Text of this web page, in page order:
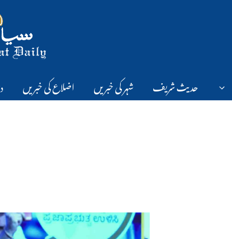
حدیث شریف شہر کی خبریں اضلاع کی خبریں